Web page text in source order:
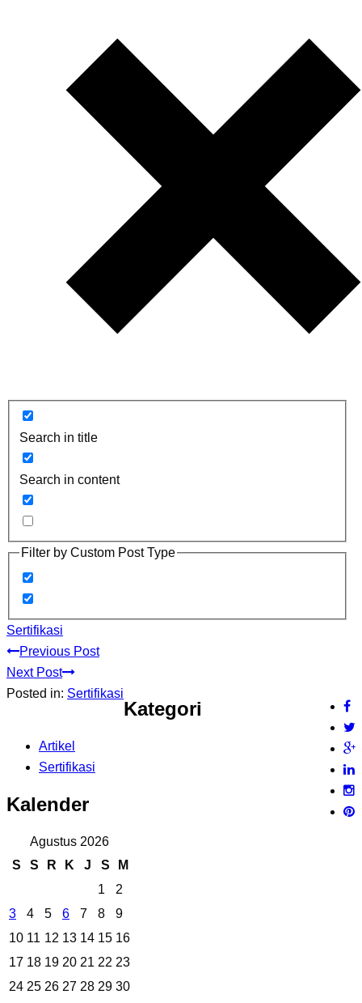
Search in title
Search in content
Filter by Custom Post Type
Sertifikasi
Previous Post
Next Post
Posted in: Sertifikasi
Kategori
Artikel
Sertifikasi
Kalender
Agustus 2026
S
S R K J S
M
1
2
3
4 5 6 7 8
9
10 11 12 13 14 15 16
17 18 19 20 21 22 23
24 25 26 27 28 29 30